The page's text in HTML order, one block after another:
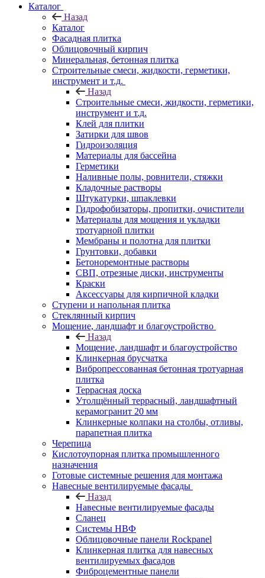
Каталог
Назад
Каталог
Фасадная плитка
Облицовочный кирпич
Минеральная, бетонная плитка
Строительные смеси, жидкости, герметики,
инструмент и т.д.
Назад
Строительные смеси, жидкости, герметики,
инструмент и т.д.
Клей для плитки
Затирки для швов
Гидроизоляция
Материалы для бассейна
Герметики
Наливные полы, ровнители, стяжки
Кладочные растворы
Штукатурки, шпаклевки
Гидрофобизаторы, пропитки, очистители
Материалы для мощения и укладки
тротуарной плитки
Мембраны и полотна для плитки
Грунтовки, добавки
Бетоноремонтные растворы
СВП, отрезные диски, инструменты
Краски
Аксессуары для кирпичной кладки
Ступени и напольная плитка
Cтеклянный кирпич
Мощение, ландшафт и благоустройство
Назад
Мощение, ландшафт и благоустройство
Клинкерная брусчатка
Вибропрессованная бетонная тротуарная
плитка
Террасная доска
Утолщённый террасный, ландшафтный
керамогранит 20 мм
Клинкерные колпаки на столбы, отливы,
парапетная плитка
Черепица
Кислотоупорная плитка промышленного
назначения
Готовые системные решения для монтажа
Навесные вентилируемые фасады
Назад
Навесные вентилируемые фасады
Сланец
Системы НВФ
Облицовочные панели Rockpanel
Клинкерная плитка для навесных
вентилируемых фасадов
Фиброцементные панели